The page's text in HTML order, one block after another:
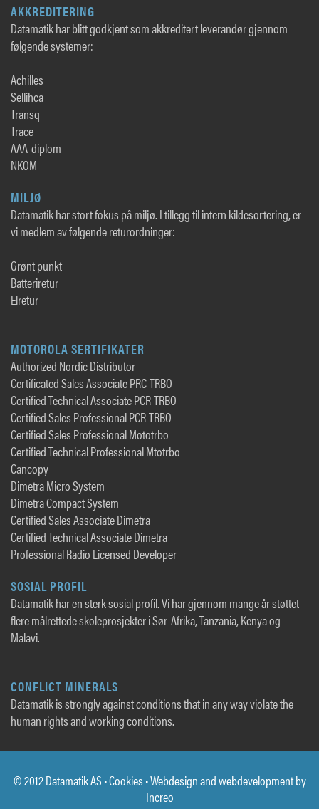
AKKREDITERING
Datamatik har blitt godkjent som akkreditert leverandør gjennom
følgende systemer:
Achilles
Sellihca
Transq
Trace
AAA-diplom
NKOM
MILJØ
Datamatik har stort fokus på miljø. I tillegg til intern kildesortering, er
vi medlem av følgende returordninger:
Grønt punkt
Batteriretur
Elretur
MOTOROLA SERTIFIKATER
Authorized Nordic Distributor
Certificated Sales Associate PRC-TRBO
Certified Technical Associate PCR-TRBO
Certified Sales Professional PCR-TRBO
Certified Sales Professional Mototrbo
Certified Technical Professional Mtotrbo
Cancopy
Dimetra Micro System
Dimetra Compact System
Certified Sales Associate Dimetra
Certified Technical Associate Dimetra
Professional Radio Licensed Developer
SOSIAL PROFIL
Datamatik har en sterk sosial profil. Vi har gjennom mange år støttet
flere målrettede skoleprosjekter i Sør-Afrika, Tanzania, Kenya og
Malavi.
CONFLICT MINERALS
Datamatik is strongly against conditions that in any way violate the
human rights and working conditions.
© 2012 Datamatik AS •Cookies • Webdesign and webdevelopment by
Increo